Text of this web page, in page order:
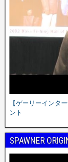
【ゲーリーインタ
ント
SPAWNER